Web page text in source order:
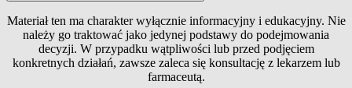
Materiał ten ma charakter wyłącznie informacyjny i edukacyjny. Nie
należy go traktować jako jedynej podstawy do podejmowania
decyzji. W przypadku wątpliwości lub przed podjęciem
konkretnych działań, zawsze zaleca się konsultację z lekarzem lub
farmaceutą.